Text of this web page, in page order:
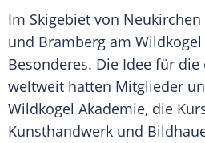
Im Skigebiet von
und Bramberg am Wildkogel
Besonderes. Die Idee für
weltweit hatten Mitglieder
Wildkogel Akademie, die
Kunsthandwerk und